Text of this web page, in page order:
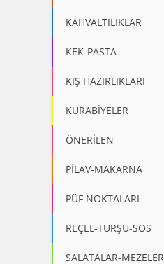
KAHVALTILIKLAR
KEK-PASTA
KIŞ HAZIRLIKLARI
KURABİYELER
ÖNERİLEN
PİLAV-MAKARNA
PÜF NOKTALARI
REÇEL-TURŞU-SOS
SALATALAR-MEZELER